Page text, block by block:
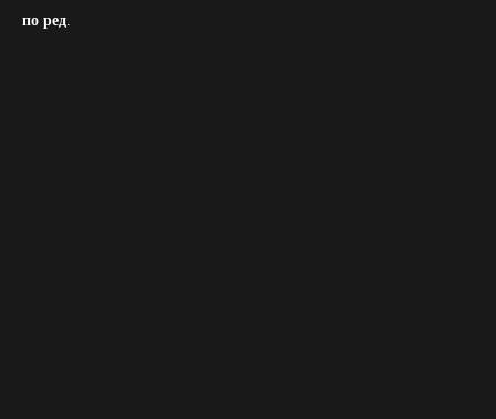
по ред